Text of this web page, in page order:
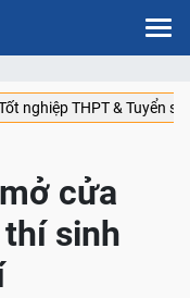
nghiệp THPT & Tuyển
cửa
sinh